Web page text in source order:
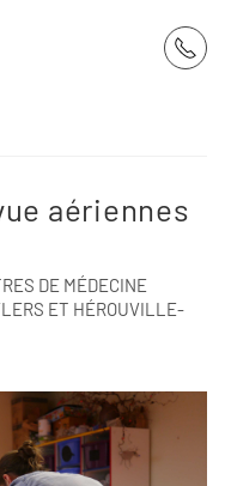
aériennes
DE MÉDECINE
ET HÉROUVILLE-